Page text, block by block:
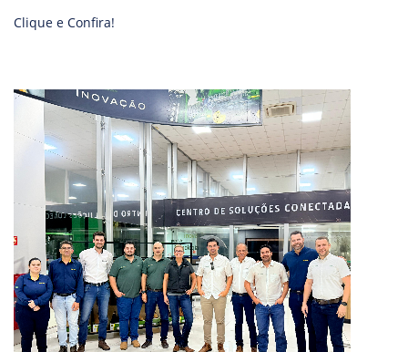
Clique e Confira!